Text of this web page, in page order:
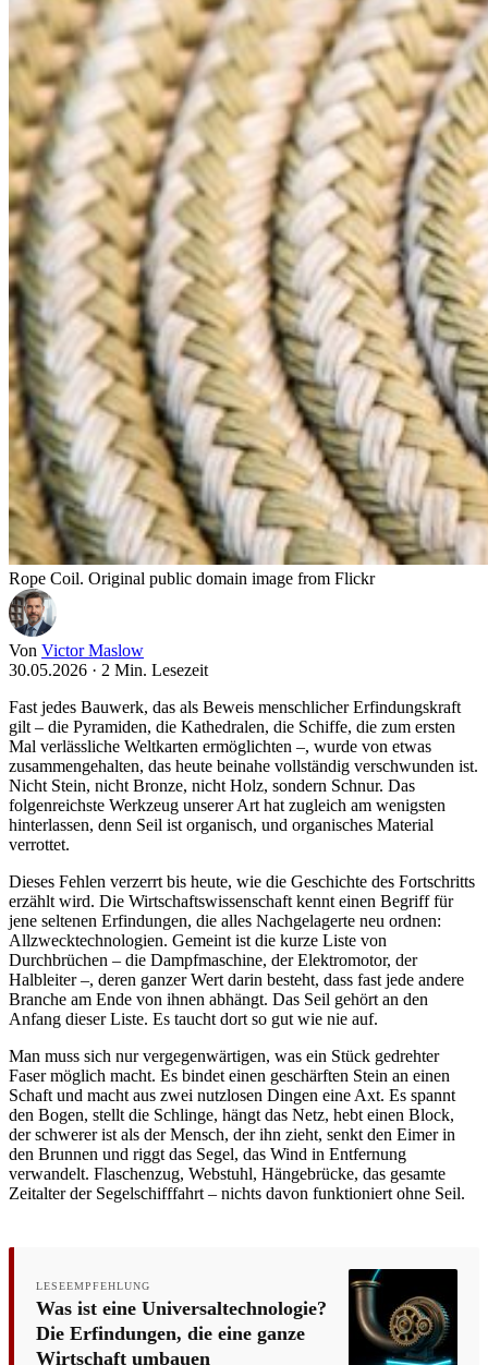
Rope Coil. Original public domain image from Flickr
Von Victor Maslow
30.05.2026 · 2 Min. Lesezeit
Fast jedes Bauwerk, das als Beweis menschlicher Erfindungskraft
gilt – die Pyramiden, die Kathedralen, die Schiffe, die zum ersten
Mal verlässliche Weltkarten ermöglichten –, wurde von etwas
zusammengehalten, das heute beinahe vollständig verschwunden ist.
Nicht Stein, nicht Bronze, nicht Holz, sondern Schnur. Das
folgenreichste Werkzeug unserer Art hat zugleich am wenigsten
hinterlassen, denn Seil ist organisch, und organisches Material
verrottet.
Dieses Fehlen verzerrt bis heute, wie die Geschichte des Fortschritts
erzählt wird. Die Wirtschaftswissenschaft kennt einen Begriff für
jene seltenen Erfindungen, die alles Nachgelagerte neu ordnen:
Allzwecktechnologien. Gemeint ist die kurze Liste von
Durchbrüchen – die Dampfmaschine, der Elektromotor, der
Halbleiter –, deren ganzer Wert darin besteht, dass fast jede andere
Branche am Ende von ihnen abhängt. Das Seil gehört an den
Anfang dieser Liste. Es taucht dort so gut wie nie auf.
Man muss sich nur vergegenwärtigen, was ein Stück gedrehter
Faser möglich macht. Es bindet einen geschärften Stein an einen
Schaft und macht aus zwei nutzlosen Dingen eine Axt. Es spannt
den Bogen, stellt die Schlinge, hängt das Netz, hebt einen Block,
der schwerer ist als der Mensch, der ihn zieht, senkt den Eimer in
den Brunnen und riggt das Segel, das Wind in Entfernung
verwandelt. Flaschenzug, Webstuhl, Hängebrücke, das gesamte
Zeitalter der Segelschifffahrt – nichts davon funktioniert ohne Seil.
LESEEMPFEHLUNG
Was ist eine Universaltechnologie?
Die Erfindungen, die eine ganze
Wirtschaft umbauen